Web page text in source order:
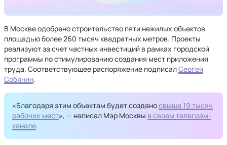
В Москве одобрено строительство пяти нежилых объектов
площадью более 260 тысяч квадратных метров. Проекты
реализуют за счет частных инвестиций в рамках городской
программы по стимулированию создания мест приложения
труда. Соответствующее распоряжение подписалСергей
Собянин.
«Благодаря этим объектам будет созданосвыше 19 тысяч
рабочих мест», — написал Мэр Москвы в своем телеграм-
канале.